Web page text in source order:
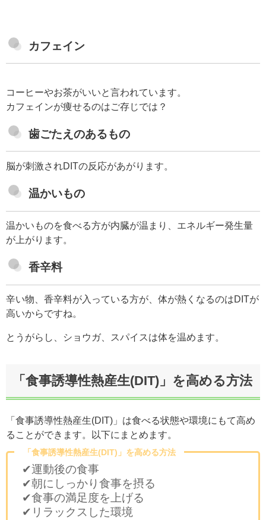
カフェイン
コーヒーやお茶がいいと言われています。
カフェインが痩せるのはご存じでは？
歯ごたえのあるもの
脳が刺激されDITの反応があがります。
温かいもの
温かいものを食べる方が内臓が温まり、エネルギー発生量
が上がります。
香辛料
辛い物、香辛料が入っている方が、体が熱くなるのはDITが
高いからですね。
とうがらし、ショウガ、スパイスは体を温めます。
「食事誘導性熱産生(DIT)」を高める方法
「食事誘導性熱産生(DIT)」は食べる状態や環境にもて高め
ることができます。以下にまとめます。
「食事誘導性熱産生(DIT)」を高める方法
✔運動後の食事
✔朝にしっかり食事を摂る
✔食事の満足度を上げる
✔リラックスした環境